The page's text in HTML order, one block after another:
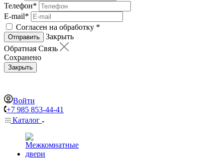
Телефон*
E-mail*
Согласен на обработку *
Отправить
Закрыть
Обратная Связь
Сохранено
Закрыть
Войти
+7 985 853-44-41
Каталог